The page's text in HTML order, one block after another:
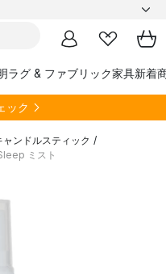
ラグ & ファブリック家具新着
ック
ンドルスティック /
ミスト